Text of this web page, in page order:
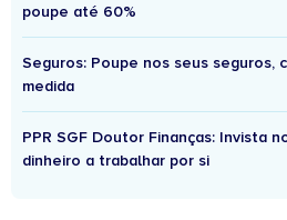
poupe até 60%
Seguros: Poupe nos seus seguros,
medida
PPR SGF Doutor Finanças: Invista
dinheiro a trabalhar por si